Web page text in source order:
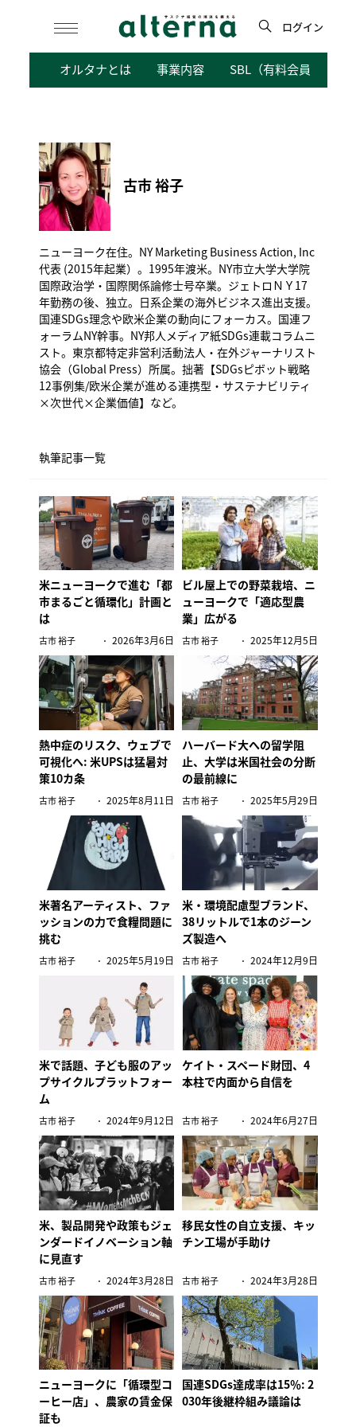
検
ログイン
オルタナとは 事業内容 SBL（有料会員向けサ
古市 裕子
ニューヨーク在住。NY Marketing Business Action, Inc
代表 (2015年起業）。1995年渡米。NY市立大学大学院
国際政治学・国際関係論修士号卒業。ジェトロＮＹ17
年勤務の後、独立。日系企業の海外ビジネス進出支援。
国連SDGs理念や欧米企業の動向にフォーカス。国連フ
ォーラムNY幹事。NY邦人メディア紙SDGs連載コラムニ
スト。東京都特定非営利活動法人・在外ジャーナリスト
協会（Global Press）所属。拙著【SDGsピボット戦略
12事例集/欧米企業が進める連携型・サステナビリティ
×次世代×企業価値】など。
執筆記事一覧
米ニューヨークで進む「都
市まるごと循環化」計画と
は
古市 裕子 2026年3月6日
ビル屋上での野菜栽培、ニ
ューヨークで「適応型農
業」広がる
古市 裕子 2025年12月5日
熱中症のリスク、ウェブで
可視化へ: 米UPSは猛暑対
策10カ条
古市 裕子 2025年8月11日
ハーバード大への留学阻
止、大学は米国社会の分断
の最前線に
古市 裕子 2025年5月29日
米著名アーティスト、ファ
ッションの力で食糧問題に
挑む
古市 裕子 2025年5月19日
米・環境配慮型ブランド、
38リットルで1本のジーン
ズ製造へ
古市 裕子 2024年12月9日
米で話題、子ども服のアッ
プサイクルプラットフォー
ム
古市 裕子 2024年9月12日
ケイト・スペード財団、4
本柱で内面から自信を
古市 裕子 2024年6月27日
米、製品開発や政策もジェ
ンダードイノベーション軸
に見直す
古市 裕子 2024年3月28日
移民女性の自立支援、キッ
チン工場が手助け
古市 裕子 2024年3月28日
ニューヨークに「循環型コ
ーヒー店」、農家の賃金保
証も
国連SDGs達成率は15％: 2
030年後継枠組み議論は